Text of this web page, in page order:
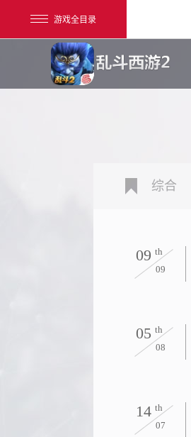
游戏全目录
乱斗西游2
综合
09
09 th
08
05 th
07
14 th